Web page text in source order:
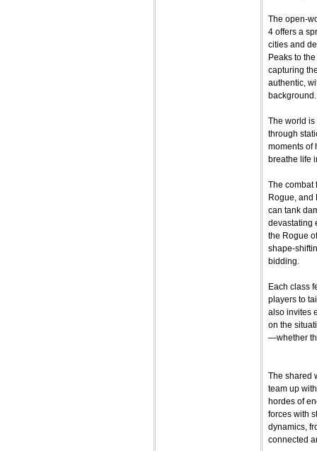
The open-
4 offers a
cities and
Peaks to
capturing
authentic,
background.
The world
through
moments of
breathe life
The combat
Rogue,
can tank
devastating
the Rogue
shape-
bidding.
Each class
players to
also invites
on the
—whether
The shared
team up
hordes of
forces with
dynamics,
connected